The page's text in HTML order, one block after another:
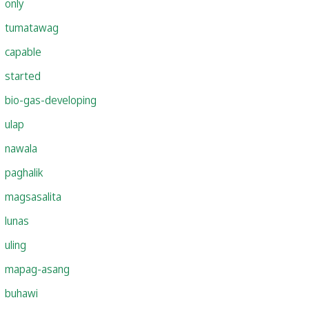
only
tumatawag
capable
started
bio-gas-developing
ulap
nawala
paghalik
magsasalita
lunas
uling
mapag-asang
buhawi